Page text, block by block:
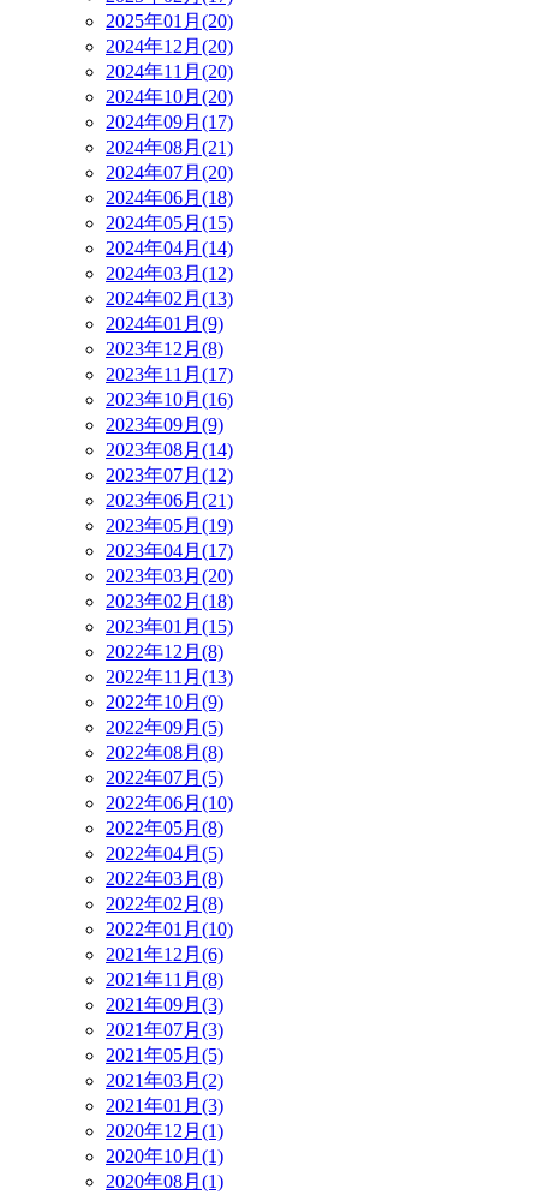
2025年01月(20)
2024年12月(20)
2024年11月(20)
2024年10月(20)
2024年09月(17)
2024年08月(21)
2024年07月(20)
2024年06月(18)
2024年05月(15)
2024年04月(14)
2024年03月(12)
2024年02月(13)
2024年01月(9)
2023年12月(8)
2023年11月(17)
2023年10月(16)
2023年09月(9)
2023年08月(14)
2023年07月(12)
2023年06月(21)
2023年05月(19)
2023年04月(17)
2023年03月(20)
2023年02月(18)
2023年01月(15)
2022年12月(8)
2022年11月(13)
2022年10月(9)
2022年09月(5)
2022年08月(8)
2022年07月(5)
2022年06月(10)
2022年05月(8)
2022年04月(5)
2022年03月(8)
2022年02月(8)
2022年01月(10)
2021年12月(6)
2021年11月(8)
2021年09月(3)
2021年07月(3)
2021年05月(5)
2021年03月(2)
2021年01月(3)
2020年12月(1)
2020年10月(1)
2020年08月(1)